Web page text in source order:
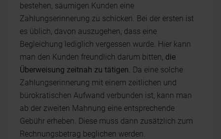
bestehen, säumigen Kunden eine
Zahlungserinnerung zu schicken. Bei der ersten ist
es üblich, davon auszugehen, dass eine
Begleichung lediglich vergessen wurde. Hier kann
man den Kunden freundlich darum bitten, die
Überweisung zeitnah zu tätigen. Da eine solche
Zahlungserinnerung mit einem zeitlichen und
bürokratischen Aufwand verbunden ist, kann man
ab der zweiten Mahnung eine entsprechende
Gebühr erheben. Diese muss dann zusätzlich zum
Rechnungsbetrag beglichen werden.